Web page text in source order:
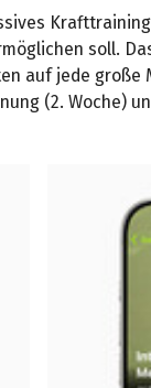
soll.
auf jede große
(2. Woche)